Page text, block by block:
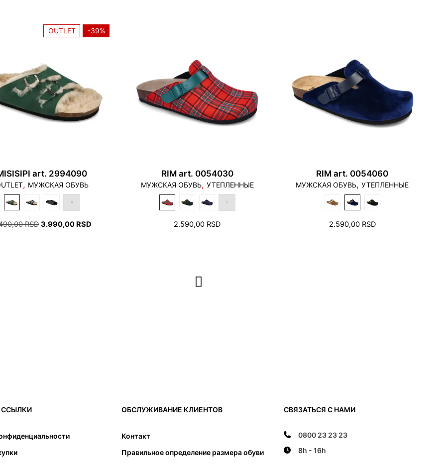
OUTLET -39%
art. 2994090
, МУЖСКАЯ ОБУВЬ
RSD ПЕРВОНАЧАЛЬНАЯ
3.990,00 RSD
RIM art. 0054030
МУЖСКАЯ ОБУВЬ, УТЕПЛЕННЫЕ
2.590,00 RSD
RIM art. 0054060
МУЖСКАЯ ОБУВЬ,УТЕПЛЕННЫЕ
2.590,00 RSD
ОБСЛУЖИВАНИЕ КЛИЕНТОВ
Контакт
Правильное определение размера обуви
СВЯЗАТЬСЯ С НАМИ
0800 23 23 23
8h - 16h